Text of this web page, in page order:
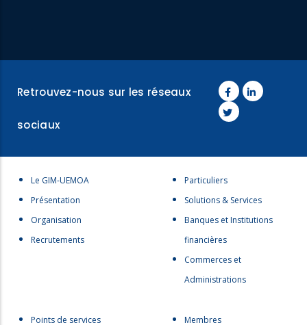
Retrouvez-nous sur les réseaux
sociaux
Menu
footer
Le GIM-UEMOA
Présentation
Organisation
Recrutements
Menu
footer
Particuliers
Solutions & Services
Banques et Institutions
financières
Commerces et
Administrations
MenuPoints de services
menuMembres